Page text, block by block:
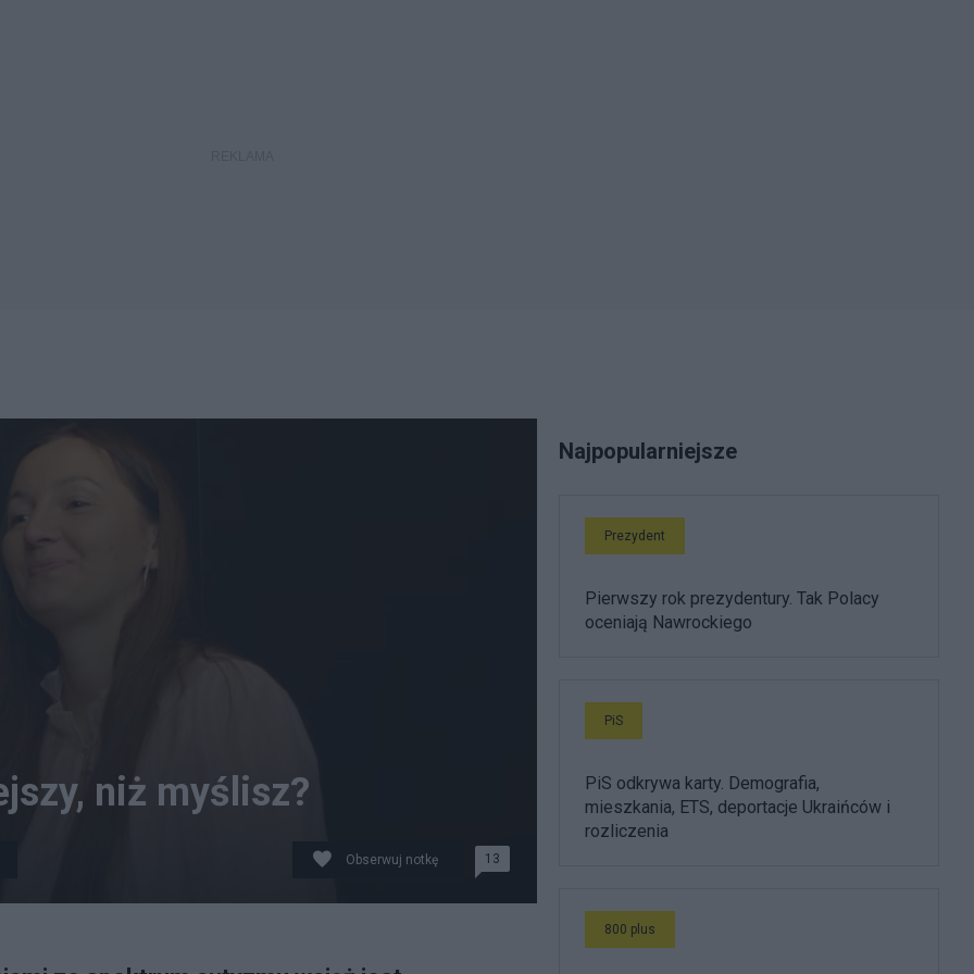
niż myślisz?
Obserwuj notkę 13
Najpopularniejsze
Prezydent
Pierwszy rok prezydentury. Tak Polacy
oceniają Nawrockiego
PiS
PiS odkrywa karty. Demografia,
mieszkania, ETS, deportacje Ukraińców i
rozliczenia
800 plus